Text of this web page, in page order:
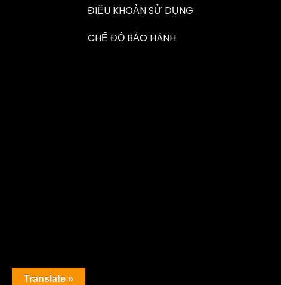
ĐIỀU KHOẢN SỬ DỤNG
CHẾ ĐỘ BẢO HÀNH
Translate »